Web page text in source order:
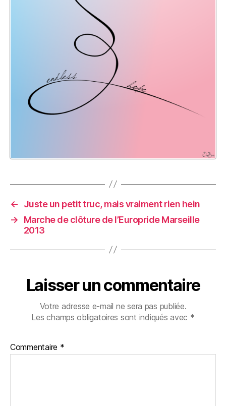
←
Juste un petit truc, mais vraiment rien hein
→
Marche de clôture de l’Europride Marseille
2013
Laisser un commentaire
Votre adresse e-mail ne sera pas publiée.
Les champs obligatoires sont indiqués avec *
Commentaire *